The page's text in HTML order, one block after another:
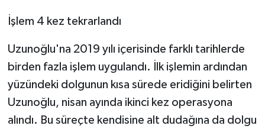
İşlem 4 kez tekrarlandı
Uzunoğlu'na 2019 yılı içerisinde farklı tarihlerde
birden fazla işlem uygulandı. İlk işlemin ardından
yüzündeki dolgunun kısa sürede eridiğini belirten
Uzunoğlu, nisan ayında ikinci kez operasyona
alındı. Bu süreçte kendisine alt dudağına da dolgu